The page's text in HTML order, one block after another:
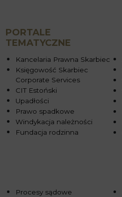
PORTALE
TEMATYCZNE
Kancelaria Prawna Skarbiec
Księgowość Skarbiec
Corporate Services
CIT Estoński
Upadłości
Prawo spadkowe
Windykacja należności
Fundacja rodzinna
Procesy sądowe